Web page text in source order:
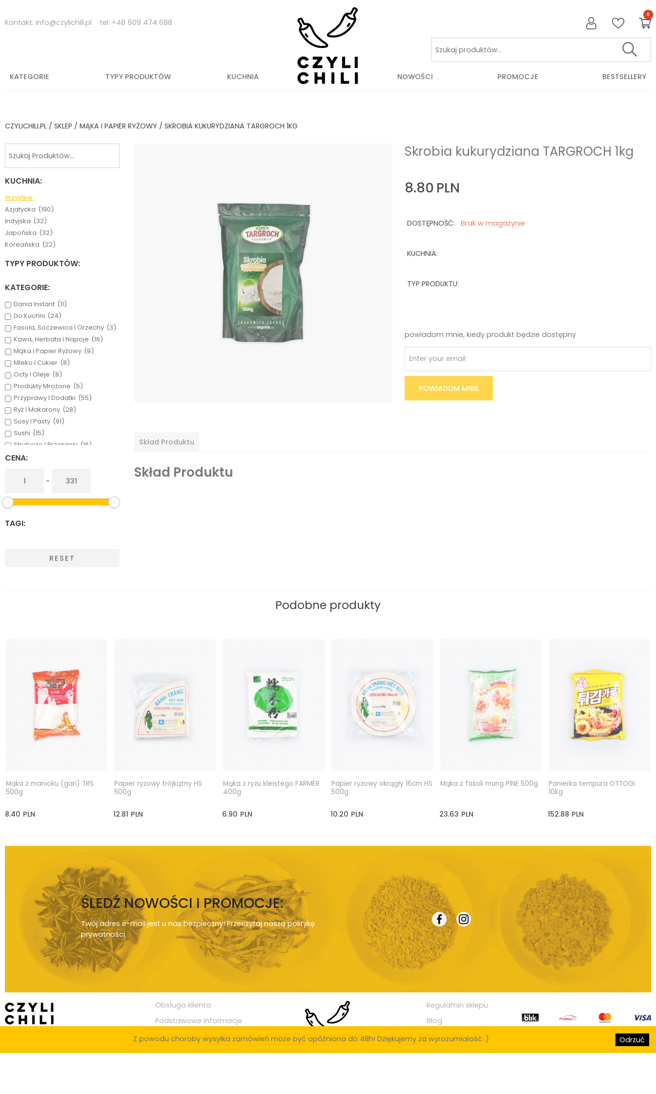
content
Kontakt: info@czylichili.pl tel: +48 509 474 688
KATEGORIE TYPY PRODUKTÓW KUCHNIA NOWOŚCI PROMOCJE BESTSELLERY
CZYLICHILI.PL / SKLEP / MĄKA I PAPIER RYŻOWY / SKROBIA KUKURYDZIANA TARGROCH 1KG
KUCHNIA:
Wzystkie:
Azjatycka (190)
Indyjska (32)
Japońska (32)
Koreańska (22)
TYPY PRODUKTÓW:
KATEGORIE:
Dania Instant (11)
Do Kuchni (24)
Fasola, Soczewica I Orzechy (3)
Kawa, Herbata I Napoje (16)
Mąka I Papier Ryżowy (9)
Mleko I Cukier (8)
Octy I Oleje (8)
Produkty Mrożone (5)
Przyprawy I Dodatki (55)
Ryż I Makarony (28)
Sosy I Pasty (91)
Sushi (15)
Słodycze I Przekąski (16)
Warzywa, Grzyby I Owoce
CENA:
-
TAGI:
RESET
Skrobia kukurydziana TARGROCH 1kg
8.80 PLN
DOSTĘPNOŚĆ: Brak w magazynie
KUCHNIA:
TYP PRODUKTU:
powiadom mnie, kiedy produkt będzie dostępny
POWIADOM MNIE
Skład Produktu
Skład Produktu
Podobne produkty
Mąka z manioku (gari) TRS
500g
8.40 PLN
Papier ryżowy trójkątny HS
500g
12.81 PLN
Mąka z ryżu kleistego FARMER
400g
6.90 PLN
Papier ryżowy okrągły 16cm HS
500g
10.20 PLN
Mąka z fasoli mung PINE 500g
23.63 PLN
Panierka tempura OTTOGI
10kg
152.88 PLN
ŚLEDŹ NOWOŚCI I PROMOCJE:
Twój adres e-mail jest u nas bezpieczny! Przeczytaj nasząpolitykę
prywatności.
Obsługa klienta
Podstawowe informacje
Regulamin sklepu
Blog
Z powodu choroby wysyłka zamówień może być opóźniona do 48h! Dziękujemy za wyrozumiałość :) Odrzuć